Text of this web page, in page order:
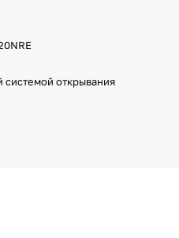
системой открывания